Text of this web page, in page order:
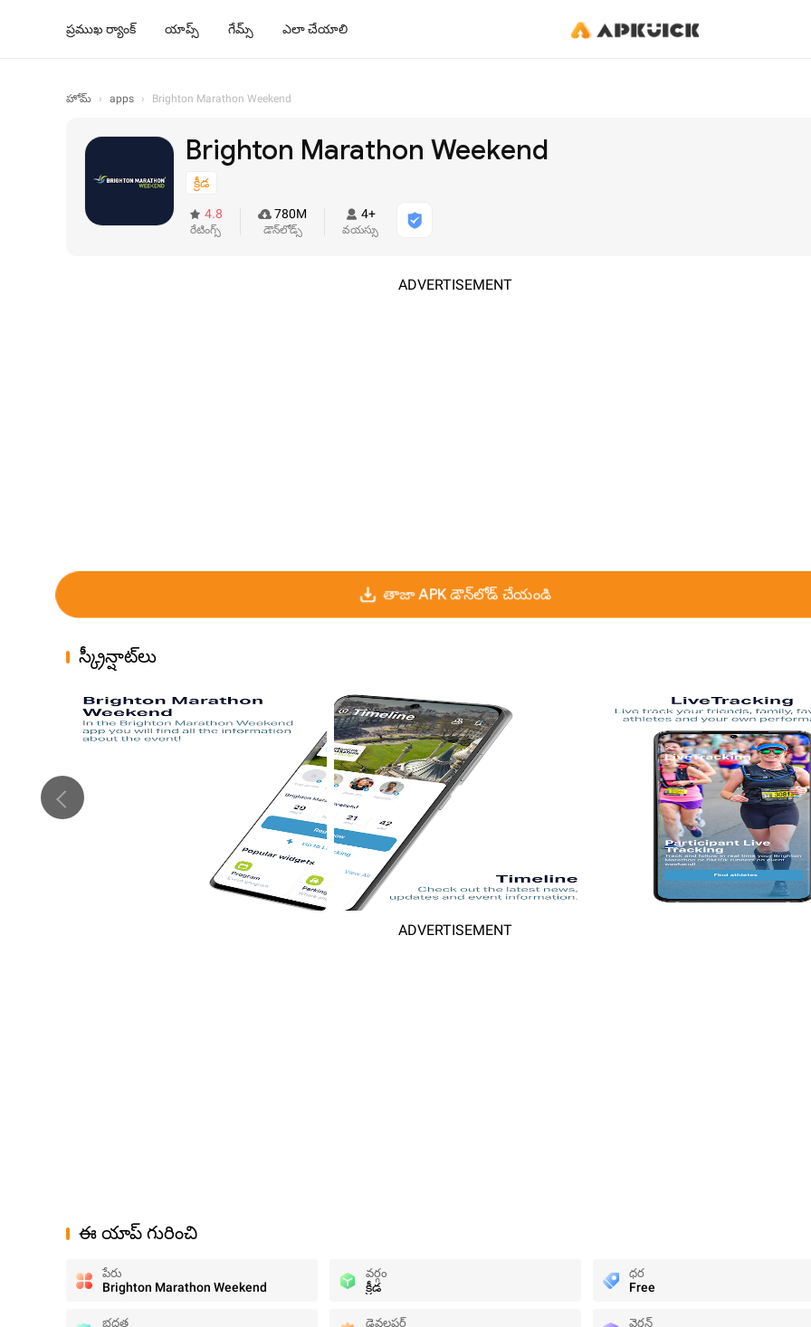
ప్రముఖ ర్యాంక్ యాప్స్ గేమ్స్ ఎలా చేయాలి
హోమ్ › apps › Brighton Marathon Weekend
Brighton Marathon Weekend
క్రీడ
4.8
రేటింగ్స్
780M
డౌన్‌లోడ్స్
4+
వయస్సు
ADVERTISEMENT
తాజా APK డౌన్‌లోడ్ చేయండి
స్క్రీన్షాట్‌లు
ADVERTISEMENT
ఈ యాప్ గురించి
పేరు
Brighton Marathon Weekend
వర్గం
క్రీడ
ధర
Free
భద్రత డెవలపర్ వెర్షన్